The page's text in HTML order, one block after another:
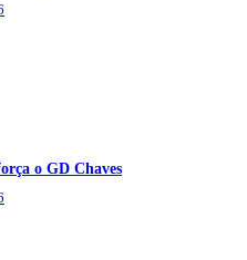
o GD Chaves